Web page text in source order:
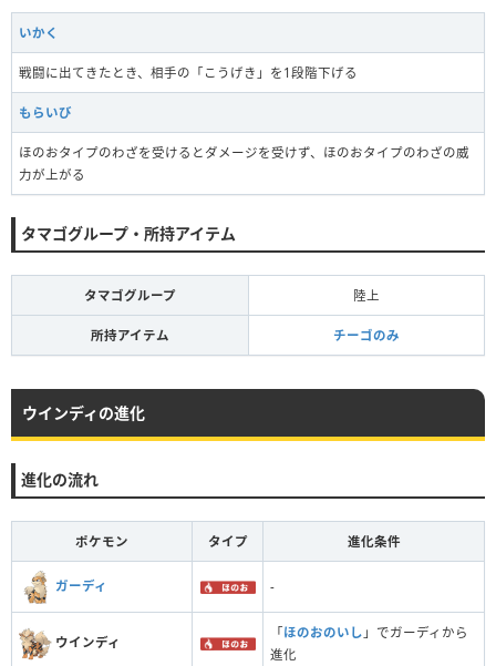
いかく
戦闘に出てきたとき、相手の「こうげき」を1段階下げる
もらいび
ほのおタイプのわざを受けるとダメージを受けず、ほのおタイプのわざの威
力が上がる
タマゴグループ・所持アイテム
タマゴグループ 陸上
所持アイテム チーゴのみ
ウインディの進化
進化の流れ
ポケモン タイプ 進化条件
ガーディ -
ウインディ
「ほのおのいし 」でガーディから
進化